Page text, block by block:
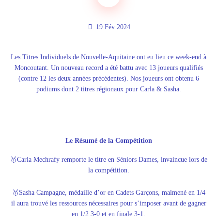
19 Fév 2024
Les Titres Individuels de Nouvelle-Aquitaine ont eu lieu ce week-end à
Moncoutant. Un nouveau record a été battu avec 13 joueurs qualifiés
(contre 12 les deux années précédentes). Nos joueurs ont obtenu 6
podiums dont 2 titres régionaux pour Carla & Sasha.
Le Résumé de la Compétition
🥇Carla Mechrafy remporte le titre en Séniors Dames, invaincue lors de
la compétition.
🥇Sasha Campagne, médaille d’or en Cadets Garçons, malmené en 1/4
il aura trouvé les ressources nécessaires pour s’imposer avant de gagner
en 1/2 3-0 et en finale 3-1.